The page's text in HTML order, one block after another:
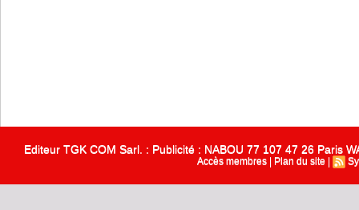
Editeur TGK COM Sarl. : Publicité : NABOU 77 107 47 26 Paris
Accès membres Plan du site